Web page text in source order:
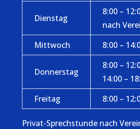
Dienstag
8:00 –
nach
Mittwoch
8:00 –
Donnerstag
8:00 –
14:00 –
Freitag
8:00 –
Privat-Sprechstunde nach